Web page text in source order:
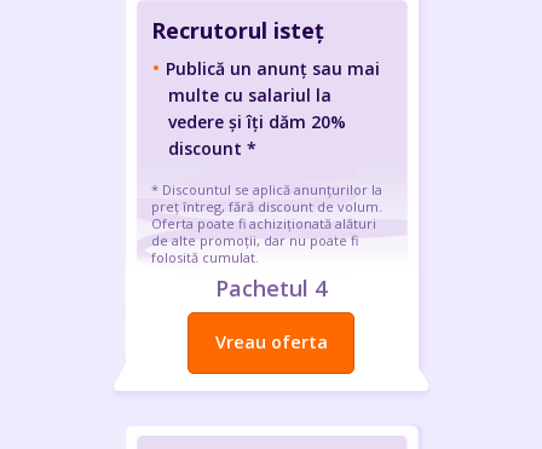
Recrutorul isteț
Publică un anunț sau mai
multe cu salariul la
vedere și îți dăm 20%
discount *
* Discountul se aplică anunțurilor la
preț întreg, fără discount de volum.
Oferta poate fi achiziționată alături
de alte promoții, dar nu poate fi
folosită cumulat.
Pachetul 4
Vreau oferta